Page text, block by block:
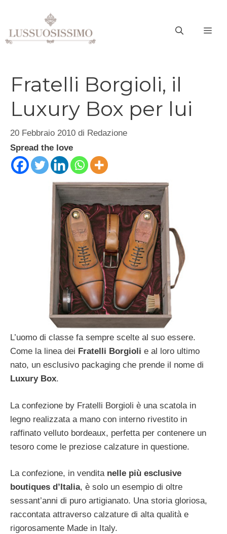
contenuto
Fratelli Borgioli, il
Luxury Box per lui
20 Febbraio 2010 di Redazione
Spread the love
L’uomo di classe fa sempre scelte al suo essere.
Come la linea dei Fratelli Borgioli e al loro ultimo
nato, un esclusivo packaging che prende il nome di
Luxury Box.
La confezione by Fratelli Borgioli è una scatola in
legno realizzata a mano con interno rivestito in
raffinato velluto bordeaux, perfetta per contenere un
tesoro come le preziose calzature in questione.
La confezione, in vendita nelle più esclusive
boutiques d’Italia, è solo un esempio di oltre
sessant’anni di puro artigianato. Una storia gloriosa,
raccontata attraverso calzature di alta qualità e
rigorosamente Made in Italy.